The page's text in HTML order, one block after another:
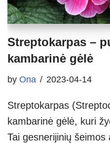
Streptokarpas –
kambarinė gėlė
by Ona 2023-04-14
Streptokarpas
kambarinė gėlė, kuri
Tai gesnerijinių